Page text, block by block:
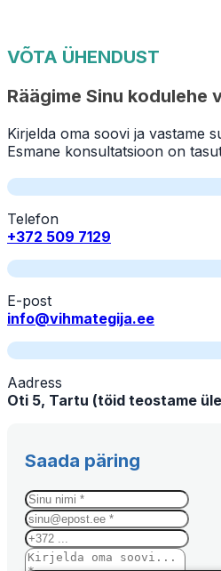
VÕTA ÜHENDUST
Räägime Sinu kodulehe
Kirjelda oma soovi ja vastame
Esmane konsultatsioon on
Telefon
+372 509 7129
E-post
info@vihmategija.ee
Aadress
Oti 5, Tartu (töid teostame
Saada päring